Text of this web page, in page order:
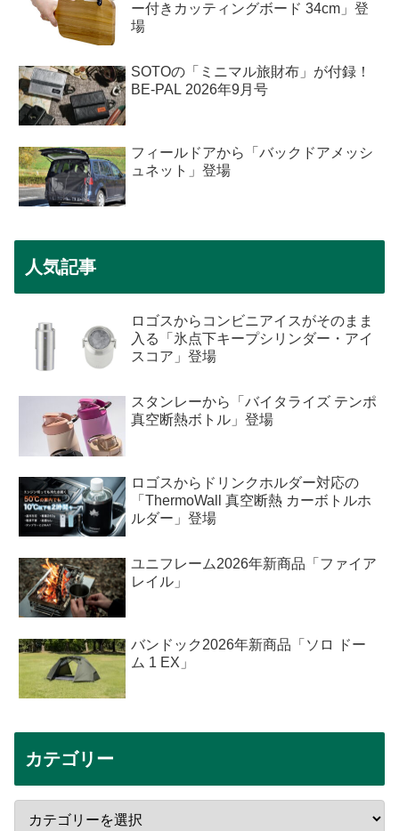
ー付きカッティングボード 34cm」登
場
SOTOの「ミニマル旅財布」が付録！
BE-PAL 2026年9月号
フィールドアから「バックドアメッシ
ュネット」登場
人気記事
ロゴスからコンビニアイスがそのまま
入る「氷点下キープシリンダー・アイ
スコア」登場
スタンレーから「バイタライズ テンポ
真空断熱ボトル」登場
ロゴスからドリンクホルダー対応の
「ThermoWall 真空断熱 カーボトルホ
ルダー」登場
ユニフレーム2026年新商品「ファイア
レイル」
バンドック2026年新商品「ソロ ドー
ム 1 EX」
カテゴリー